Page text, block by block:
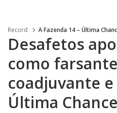
Record A Fazenda 14 – Última
Desafetos
como
coadjuvante
Última Chance